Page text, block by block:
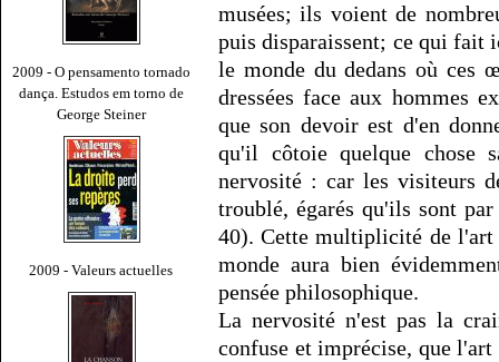
2009 - O pensamento tornado
dança. Estudos em torno de
George Steiner
2009 - Valeurs actuelles
musées; ils voient de
puis disparaissent; ce qui fait
le monde du dedans où ces
dressées face aux hommes
que son devoir est d'en
qu'il côtoie quelque chose
nervosité : car les visiteurs
troublé, égarés qu'ils sont
40). Cette multiplicité de
monde aura bien
pensée philosophique.
La nervosité n'est pas la
confuse et imprécise, que